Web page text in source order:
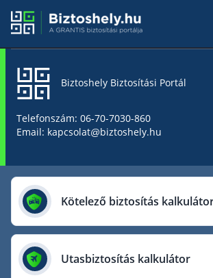
Biztosítók
AIG Biztosító
Allianz Biztosító
Biztoshely Biztosítási Portál
Telefonszám: 06-70-7030-860
Email: kapcsolat@biztoshely.hu
Kötelező biztosítás
Utasbiztosítás kalkulátor